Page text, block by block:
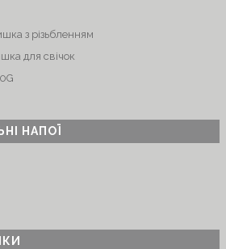
з різьбленням
для свічок
НАПОЇ